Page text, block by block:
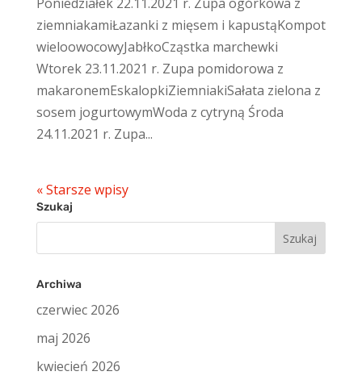
ziemniakamiŁazanki z mięsem i kapustąKompot
wieloowocowyJabłkoCząstka marchewki
Wtorek 23.11.2021 r. Zupa pomidorowa z
makaronemEskalopkiZiemniakiSałata zielona z
sosem jogurtowymWoda z cytryną Środa
24.11.2021 r. Zupa...
« Starsze wpisy
Szukaj
Archiwa
czerwiec 2026
maj 2026
kwiecień 2026